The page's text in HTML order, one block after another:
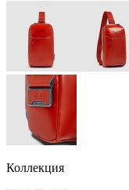
Коллекция